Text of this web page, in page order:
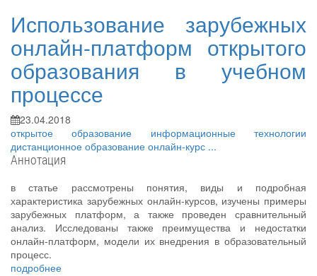
Использование зарубежных
онлайн-платформ открытого
образования в учебном
процессе
23.04.2018
открытое образование информационные технологии
дистанционное образование онлайн-курс ...
Аннотация
в статье рассмотрены понятия, виды и подробная
характеристика зарубежных онлайн-курсов, изучены примеры
зарубежных платформ, а также проведен сравнительный
анализ. Исследованы также преимущества и недостатки
онлайн-платформ, модели их внедрения в образовательный
процесс.
подробнее